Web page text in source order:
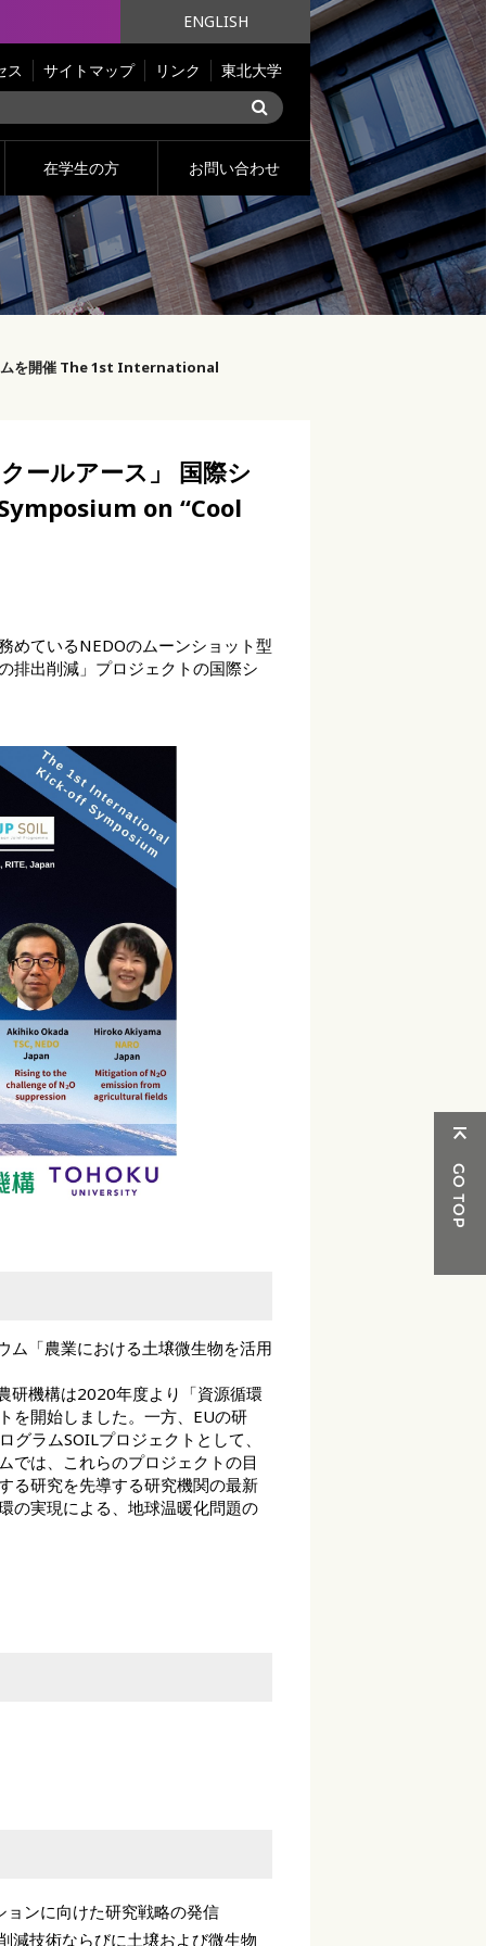
ENGLISH
ス サイトマップ リンク 東北大学
在学生の方 お問い合わせ
ムを開催 The 1st International
ールアース」 国際シ
on “Cool
めているNEDOのムーンショット型
排出削減」プロジェクトの国際シ
ム「農業における土壌微生物を活用
研機構は2020年度より「資源循環
を開始しました。一方、EUの研
ラムSOILプロジェクトとして、
では、これらのプロジェクトの目
る研究を先導する研究機関の最新
の実現による、地球温暖化問題の
ンに向けた研究戦略の発信
減技術ならびに土壌および微生物